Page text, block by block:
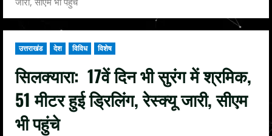
उत्तराखंड देश विविध विशेष
सिलक्यारा: 17वें दिन भी सुरंग में श्रमिक,
51 मीटर हुई ड्रिलिंग, रेस्क्यू जारी, सीएम
भी पहुंचे